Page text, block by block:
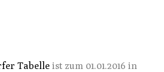
Tabelleist zum 01.01.2016 in